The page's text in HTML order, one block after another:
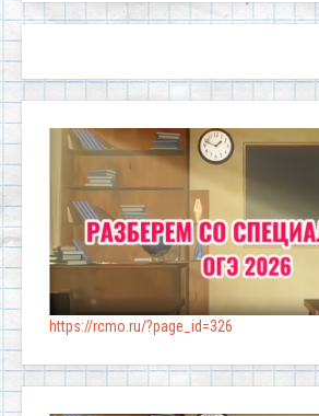
https://rcmo.ru/?page_id=326